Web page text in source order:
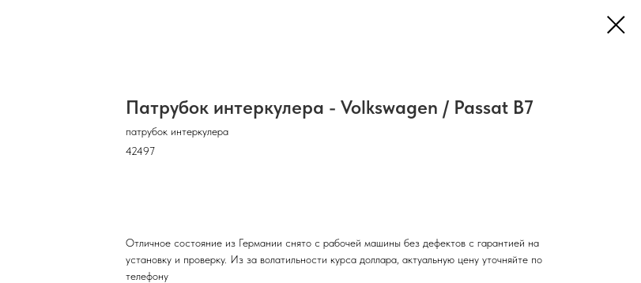
Патрубок интеркулера - Volkswagen / Passat B7
патрубок интеркулера
42497
Отличное состояние из Германии снято с рабочей машины без дефектов с гарантией на
установку и проверку. Из за волатильности курса доллара, актуальную цену уточняйте по
телефону